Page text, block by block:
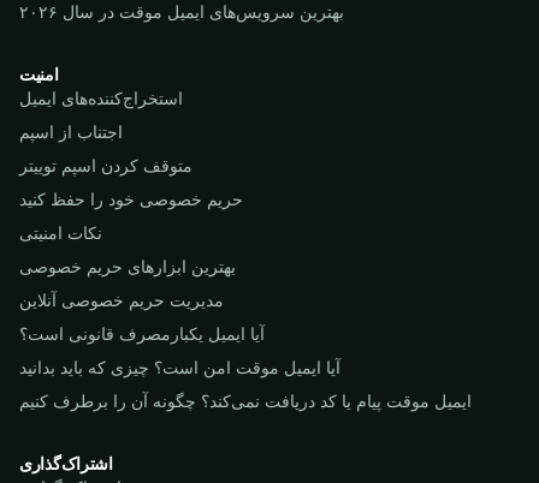
بهترین سرویس‌های ایمیل موقت در سال ۲۰۲۶
امنیت
استخراج‌کننده‌های ایمیل
اجتناب از اسپم
متوقف کردن اسپم توییتر
حریم خصوصی خود را حفظ کنید
نکات امنیتی
بهترین ابزارهای حریم خصوصی
مدیریت حریم خصوصی آنلاین
آیا ایمیل یکبارمصرف قانونی است؟
آیا ایمیل موقت امن است؟ چیزی که باید بدانید
ایمیل موقت پیام یا کد دریافت نمی‌کند؟ چگونه آن را برطرف کنیم
اشتراک‌گذاری